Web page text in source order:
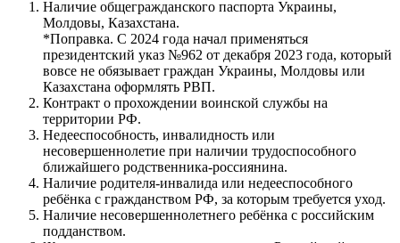
Наличие общегражданского паспорта Украины,
Молдовы, Казахстана.
*Поправка. С 2024 года начал применяться
президентский указ №962 от декабря 2023 года, который
вовсе не обязывает граждан Украины, Молдовы или
Казахстана оформлять РВП.
Контракт о прохождении воинской службы на
территории РФ.
Недееспособность, инвалидность или
несовершеннолетие при наличии трудоспособного
ближайшего родственника-россиянина.
Наличие родителя-инвалида или недееспособного
ребёнка с гражданством РФ, за которым требуется уход.
Наличие несовершеннолетнего ребёнка с российским
подданством.